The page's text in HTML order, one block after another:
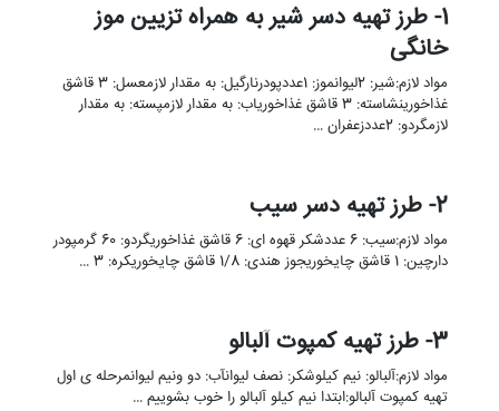
1- طرز تهیه دسر شیر به همراه تزیین موز
خانگی
مواد لازم:شیر: 2لیوانموز: 1عددپودرنارگیل: به مقدار لازمعسل: 3 قاشق
غذاخورینشاسته: 3 قاشق غذاخوریاب: به مقدار لازمپسته: به مقدار
لازمگردو: 2عددزعفران …
2- طرز تهیه دسر سیب
مواد لازم:سیب: 6 عددشکر قهوه ای: 6 قاشق غذاخوریگردو: 60 گرمپودر
دارچین: 1 قاشق چایخوریجوز هندی: 1/8 قاشق چایخوریکره: 3 …
3- طرز تهیه کمپوت آلبالو
مواد لازم:آلبالو: نیم کیلوشکر: نصف لیوانآب: دو ونیم لیوانمرحله ی اول
تهیه کمپوت آلبالو:ابتدا نیم کیلو آلبالو را خوب بشوییم …